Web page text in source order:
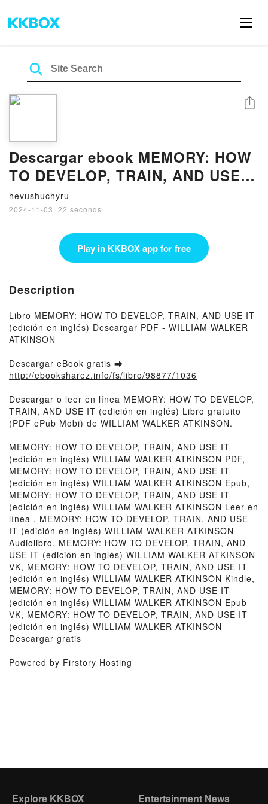
Descargar ebook MEMORY: HOW
TO DEVELOP, TRAIN, AND USE
IT (edición en inglés) | Descarga
Libros Gratis (PDF - EPUB)
hevushuchyru
2024-11-03 · 22 seconds
Share
Play in KKBOX app for free
Description
Libro MEMORY: HOW TO DEVELOP, TRAIN, AND USE IT
(edición en inglés) Descargar PDF - WILLIAM WALKER
ATKINSON
Descargar eBook gratis ➡
http://ebooksharez.info/fs/libro/98877/1036
Descargar o leer en línea MEMORY: HOW TO DEVELOP,
TRAIN, AND USE IT (edición en inglés) Libro gratuito
(PDF ePub Mobi) de WILLIAM WALKER ATKINSON.
MEMORY: HOW TO DEVELOP, TRAIN, AND USE IT
(edición en inglés) WILLIAM WALKER ATKINSON PDF,
MEMORY: HOW TO DEVELOP, TRAIN, AND USE IT
(edición en inglés) WILLIAM WALKER ATKINSON Epub,
MEMORY: HOW TO DEVELOP, TRAIN, AND USE IT
(edición en inglés) WILLIAM WALKER ATKINSON Leer en
línea , MEMORY: HOW TO DEVELOP, TRAIN, AND USE
IT (edición en inglés) WILLIAM WALKER ATKINSON
Audiolibro, MEMORY: HOW TO DEVELOP, TRAIN, AND
USE IT (edición en inglés) WILLIAM WALKER ATKINSON
VK, MEMORY: HOW TO DEVELOP, TRAIN, AND USE IT
(edición en inglés) WILLIAM WALKER ATKINSON Kindle,
MEMORY: HOW TO DEVELOP, TRAIN, AND USE IT
(edición en inglés) WILLIAM WALKER ATKINSON Epub
VK, MEMORY: HOW TO DEVELOP, TRAIN, AND USE IT
(edición en inglés) WILLIAM WALKER ATKINSON
Descargar gratis
Powered by Firstory Hosting
Explore KKBOX Entertainment News